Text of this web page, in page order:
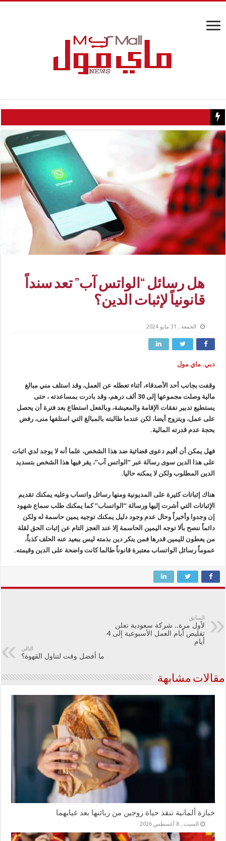
كثيرون لا يستخدمونه .. زر في “ريموت” المكيف يقلل استهلاك
هل رسائل “الواتس آب” تعد سنداً
قانونياً لإثبات الدين؟
الجمعة , 31 مايو 2024
دبي. ماي مول
وقفت بجانب أحد الأصدقاء، أثناء تعطله عن العمل، وقد استلف مني مبالغ
مالية وصلت مجموعها إلى 30 ألف درهم، وقد بادرت بمساعدته ، حتى
يستطيع تدبير نفقات الإقامة والمعيشة، وبالفعل استطاع بعد فترة أن يحصل
على عمل، ويتزوج أيضا، لكن عندما طالبته بالمبالغ التي استلفها منى، رفض
بحجة عدم قدرته المالية.
فهل يمكن أن أقيم دعوى قضائية ضد هذا الشخص، علما أنه لا يوجد لدي اثبات
على هذا الدين سوى رسالة عبر “الواتس آب”، يقر فيها هذا الشخص بتسديد
الدين المطلوب ولكن لا يمكنه حاليا.
هناك إثباتات كثيرة على المديونية ومنها رسائل واتساب وعليه يمكنك تقديم
الإثباتات التي أشرت إليها ورسالة “الواتساب” كما يمكنك طلب سماع شهود
إن وجدوا وأخيراً وحال عدم وجود دليل يمكنك توجيه يمين حاسمة له ولكن
دائماً ننصح بألا توجه اليمين الحاسمة إلا عند العجز التام عن إثبات الحق لقلة
من يعطون لليمين قدرها فمن ينكر دين بذمته ليس ببعيد عنه الحلف كذباً،
عموماً رسائل الواتساب معتبرة قانوناً طالما كانت واضحة على الدين وقيمته.
السابق
لأول مرة.. شركة سعودية تعلن
تقليص أيام العمل الأسبوعية إلى 4
أيام
التالي
ما أفضل وقت لتناول القهوة؟
مقالات مشابهة
خبازة ألمانية تنقذ حياة زوجين من زبائنها بعد غيابهما
السبت , 8 أغسطس 2026